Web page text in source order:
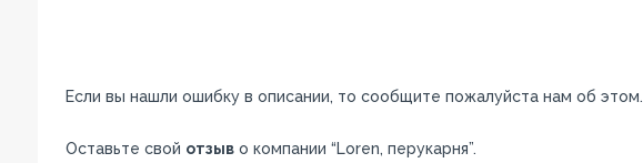
Если вы нашли ошибку в описании, то сообщите пожалуйста нам об этом.
Оставьте свой отзыво компании “Loren, перукарня”.